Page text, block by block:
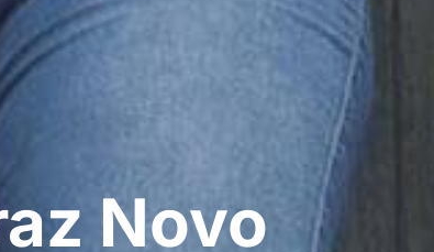
Novo